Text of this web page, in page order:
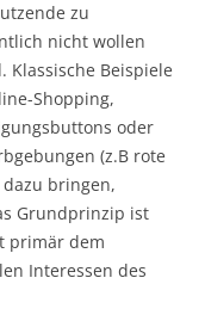
zu
nicht wollen
Beispiele
Shopping,
oder
(z.B rote
dazu bringen,
Grundprinzip ist
primär dem
Interessen des